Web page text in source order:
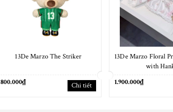
13De Marzo The Striker
800.000₫ Chi tiết
13De Marzo Floral
with
1.900.000₫